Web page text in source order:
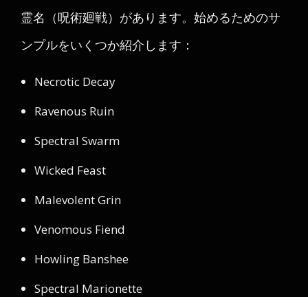
霊名（呪術廻戦）があります。始めるためのサ
ンプルをいくつか紹介します：
Necrotic Decay
Ravenous Ruin
Spectral Swarm
Wicked Feast
Malevolent Grin
Venomous Fiend
Howling Banshee
Spectral Marionette